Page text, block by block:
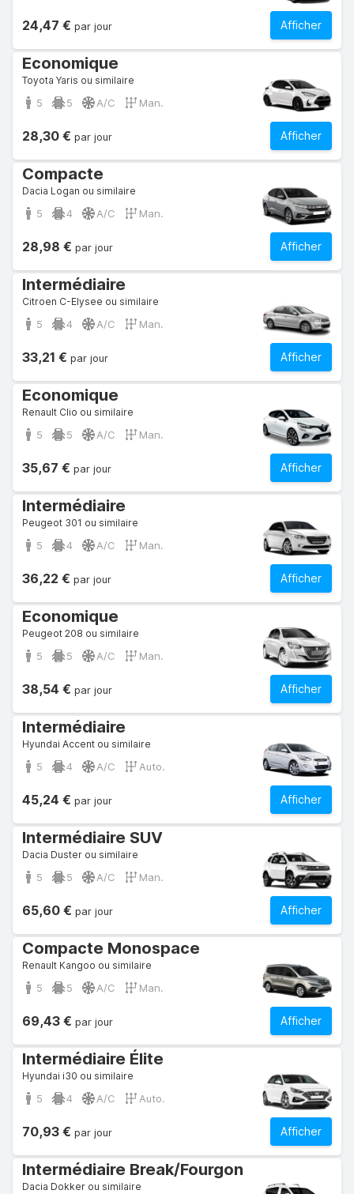
Afficher
24,47 € par jour
Economique
Toyota Yaris ou similaire
5 5 A/C Man.
Afficher
28,30 € par jour
Compacte
Dacia Logan ou similaire
5 4 A/C Man.
Afficher
28,98 € par jour
Intermédiaire
Citroen C-Elysee ou similaire
5 4 A/C Man.
Afficher
33,21 € par jour
Economique
Renault Clio ou similaire
5 5 A/C Man.
Afficher
35,67 € par jour
Intermédiaire
Peugeot 301 ou similaire
5 4 A/C Man.
Afficher
36,22 € par jour
Economique
Peugeot 208 ou similaire
5 5 A/C Man.
Afficher
38,54 € par jour
Intermédiaire
Hyundai Accent ou similaire
5 4 A/C Auto.
Afficher
45,24 € par jour
Intermédiaire SUV
Dacia Duster ou similaire
5 5 A/C Man.
Afficher
65,60 € par jour
Compacte Monospace
Renault Kangoo ou similaire
5 5 A/C Man.
Afficher
69,43 € par jour
Intermédiaire Élite
Hyundai i30 ou similaire
5 4 A/C Auto.
Afficher
70,93 € par jour
Intermédiaire Break/Fourgon
Dacia Dokker ou similaire